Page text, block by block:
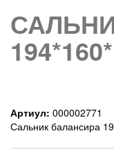
Артиул: 000002771
Сальник балансира